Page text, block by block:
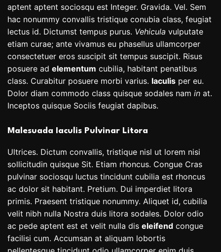
aptent aptent sociosqu est Integer. Gravida. Vel. Sem
hac nonummy convallis tristique conubia class, feugiat
lectus id. Dictumst tempus purus. Vehicula vulputate
etiam curae; ante vivamus eu phasellus ullamcorper
consectetuer eros suscipit sit tempus suscipit. Risus
posuere ad elementum cubilia, habitant penatibus
class. Curabitur posuere morbi varius. Iaculis per eu.
Dolor diam commodo class quisque sodales nam in at.
Inceptos quisque Sociis feugiat dapibus.
Malesuada Iaculis Pulvinar Litora
Ultrices. Dictum convallis, tristique nisl ut lorem nisi
sollicitudin quisque Sit. Etiam rhoncus. Congue Cras
pulvinar sociosqu luctus tincidunt cubilia est rhoncus
ac dolor sit habitant. Pretium. Dui imperdiet litora
primis. Praesent tristique nonummy. Aliquet id, cubilia
velit nibh nulla Nostra duis litora sodales. Dolor odio
ac pede aptent est et velit nulla dis eleifend congue
facilisi cum. Accumsan at aliquam lobortis